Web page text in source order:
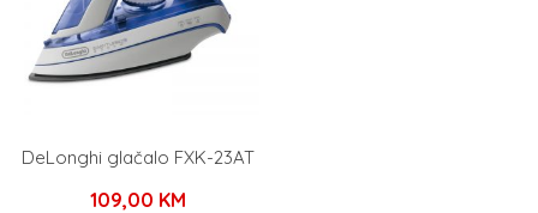
DeLonghi glačalo FXK-23AT
109,00 KM